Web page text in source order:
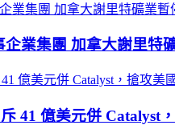
業集團 加拿大謝里特
41 億美元併 Catalyst